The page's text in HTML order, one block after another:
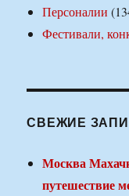
Персоналии
Фестивали,
СВЕЖИЕ
Москва
путешествие